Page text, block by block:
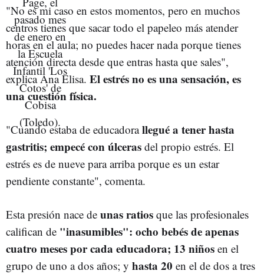
"No es mi caso en estos momentos, pero en muchos
centros tienes que sacar todo el papeleo más atender
horas en el aula; no puedes hacer nada porque tienes
atención directa desde que entras hasta que sales",
explica Ana Elisa. El estrés no es una sensación, es
una cuestión física.
"Cuando estaba de educadorallegué a tener hasta
gastritis; empecé con úlceras del propio estrés. El
estrés es de nueve para arriba porque es un estar
pendiente constante", comenta.
Esta presión nace de unas ratios que las profesionales
califican de "inasumibles": ocho bebés de apenas
cuatro meses por cada educadora; 13 niños en el
grupo de uno a dos años; y hasta 20 en el de dos a tres